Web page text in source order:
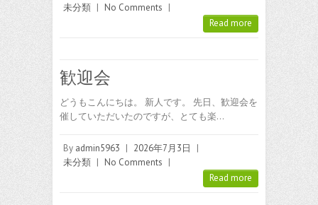
未分類 | No Comments |
Read more
歓迎会
どうもこんにちは。 新人です。 先日、歓迎会を
催していただいたのですが、とても楽…
By admin5963 | 2026年7月3日
|
未分類 | No Comments |
Read more